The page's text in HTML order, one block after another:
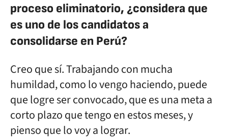
proceso eliminatorio, ¿considera que
es uno de los candidatos a
consolidarse en Perú?
Creo que sí. Trabajando con mucha
humildad, como lo vengo haciendo, puede
que logre ser convocado, que es una meta a
corto plazo que tengo en estos meses, y
pienso que lo voy a lograr.